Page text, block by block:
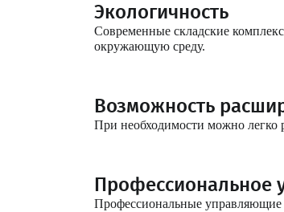
Экологичность
Современные складские
окружающую среду.
Возможность
При необходимости можно легко
Профессиональное
Профессиональные управляющие